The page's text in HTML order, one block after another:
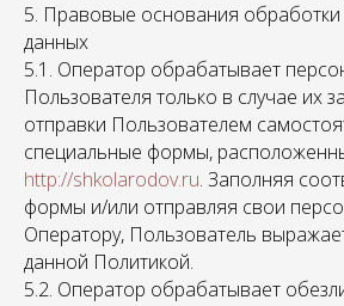
5. Правовые основания
данных
5.1. Оператор обрабатывает
Пользователя только в случае их
отправки Пользователем
специальные формы,
http://shkolarodov.ru. Заполняя
формы и/или отправляя свои
Оператору, Пользователь
данной Политикой.
5.2. Оператор обрабатывает